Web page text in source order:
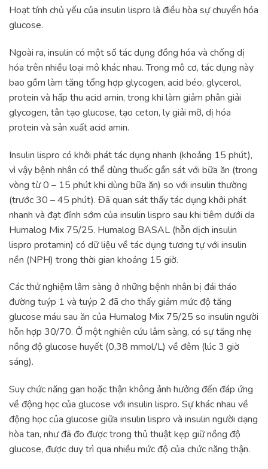
Hoạt tính chủ yếu của insulin lispro là điều hòa sự chuyển hóa
glucose.
Ngoài ra, insulin có một số tác dụng đồng hóa và chống dị
hóa trên nhiều loại mô khác nhau. Trong mô cơ, tác dụng này
bao gồm làm tăng tổng hợp glycogen, acid béo, glycerol,
protein và hấp thu acid amin, trong khi làm giảm phân giải
glycogen, tân tạo glucose, tạo ceton, ly giải mỡ, dị hóa
protein và sản xuất acid amin.
Insulin lispro có khởi phát tác dụng nhanh (khoảng 15 phút),
vì vậy bệnh nhân có thể dùng thuốc gần sát với bữa ăn (trong
vòng từ 0 – 15 phút khi dùng bữa ăn) so với insulin thường
(trước 30 – 45 phút). Đã quan sát thấy tác dụng khởi phát
nhanh và đạt đỉnh sớm của insulin lispro sau khi tiêm dưới da
Humalog Mix 75/25. Humalog BASAL (hỗn dịch insulin
lispro protamin) có dữ liệu về tác dụng tương tự với insulin
nền (NPH) trong thời gian khoảng 15 giờ.
Các thử nghiệm lâm sàng ở những bệnh nhân bị đái tháo
đường tuýp 1 và tuýp 2 đã cho thấy giảm mức độ tăng
glucose máu sau ăn của Humalog Mix 75/25 so insulin người
hỗn hợp 30/70. Ở một nghiên cứu lâm sàng, có sự tăng nhẹ
nồng độ glucose huyết (0,38 mmol/L) về đêm (lúc 3 giờ
sáng).
Suy chức năng gan hoặc thận không ảnh hưởng đến đáp ứng
về động học của glucose với insulin lispro. Sự khác nhau về
động học của glucose giữa insulin lispro và insulin người dạng
hòa tan, như đã đo được trong thủ thuật kẹp giữ nồng độ
glucose, được duy trì qua nhiều mức độ của chức năng thận.